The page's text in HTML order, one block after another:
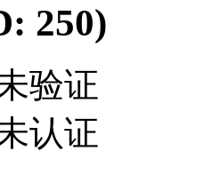
250)
验证
认证